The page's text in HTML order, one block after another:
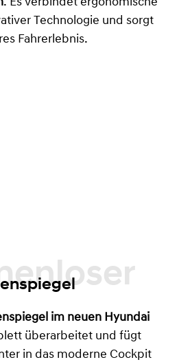
Technologie und sorgt
Fahrerlebnis.
im neuen Hyundai
überarbeitet und fügt
in das moderne Cockpit